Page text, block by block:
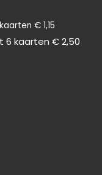
€ 1,15
6 kaarten € 2,50